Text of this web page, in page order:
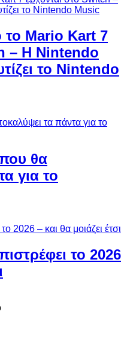
το Mario Kart 7
– Η Nintendo
το Nintendo
θα
για το
το 2026